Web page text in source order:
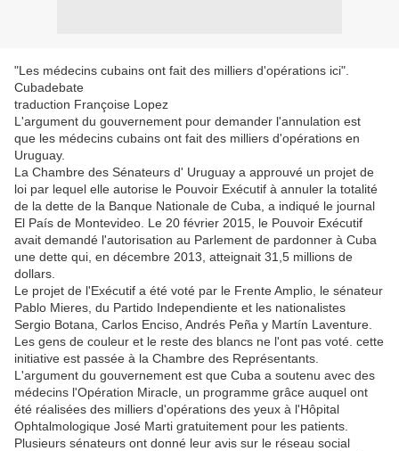
"Les médecins cubains ont fait des milliers d'opérations ici".
Cubadebate
traduction Françoise Lopez
L'argument du gouvernement pour demander l'annulation est
que les médecins cubains ont fait des milliers d'opérations en
Uruguay.
La Chambre des Sénateurs d' Uruguay a approuvé un projet de
loi par lequel elle autorise le Pouvoir Exécutif à annuler la totalité
de la dette de la Banque Nationale de Cuba, a indiqué le journal
El País de Montevideo. Le 20 février 2015, le Pouvoir Exécutif
avait demandé l'autorisation au Parlement de pardonner à Cuba
une dette qui, en décembre 2013, atteignait 31,5 millions de
dollars.
Le projet de l'Exécutif a été voté par le Frente Amplio, le sénateur
Pablo Mieres, du Partido Independiente et les nationalistes
Sergio Botana, Carlos Enciso, Andrés Peña y Martín Laventure.
Les gens de couleur et le reste des blancs ne l'ont pas voté. cette
initiative est passée à la Chambre des Représentants.
L'argument du gouvernement est que Cuba a soutenu avec des
médecins l'Opération Miracle, un programme grâce auquel ont
été réalisées des milliers d'opérations des yeux à l'Hôpital
Ophtalmologique José Marti gratuitement pour les patients.
Plusieurs sénateurs ont donné leur avis sur le réseau social